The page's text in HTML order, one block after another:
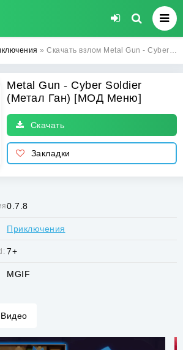
» Скачать взлом Metal Gun - Cyber Soldier (Метал Ган) [МОД Меню] на Андроид
Metal Gun - Cyber Soldier
(Метал Ган) [МОД Меню]
Скачать
Закладки
0.7.8
Приключения
7+
MGIF
Видео